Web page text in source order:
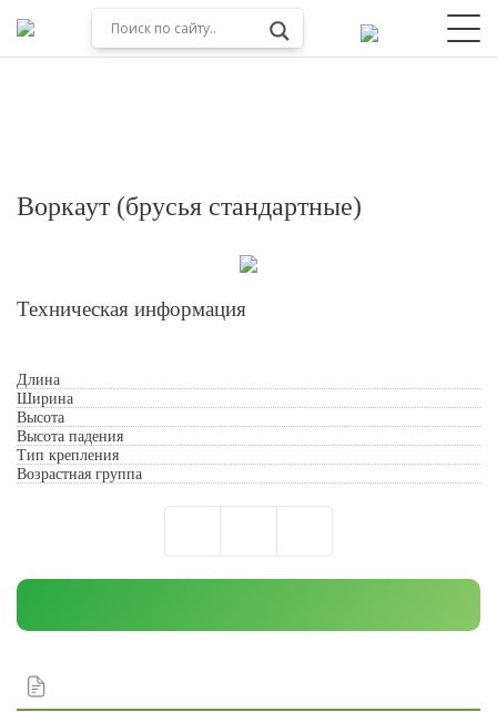
Воркаут (брусья стандартные)
Техническая информация
Длина
Ширина
Высота
Высота падения
Тип крепления
Возрастная группа
Обработкой персональных данных